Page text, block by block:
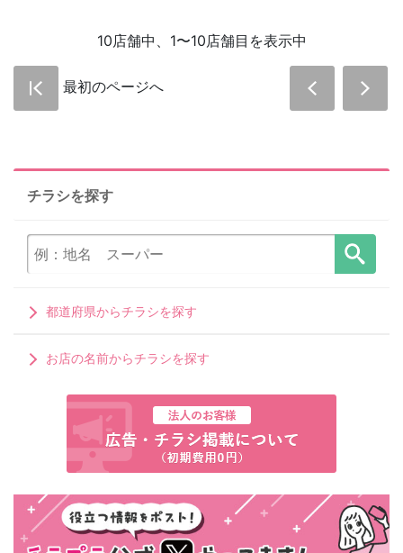
10店舗中、1〜10店舗目を表示中
最初のページへ
チラシを探す
都道府県からチラシを探す
お店の名前からチラシを探す